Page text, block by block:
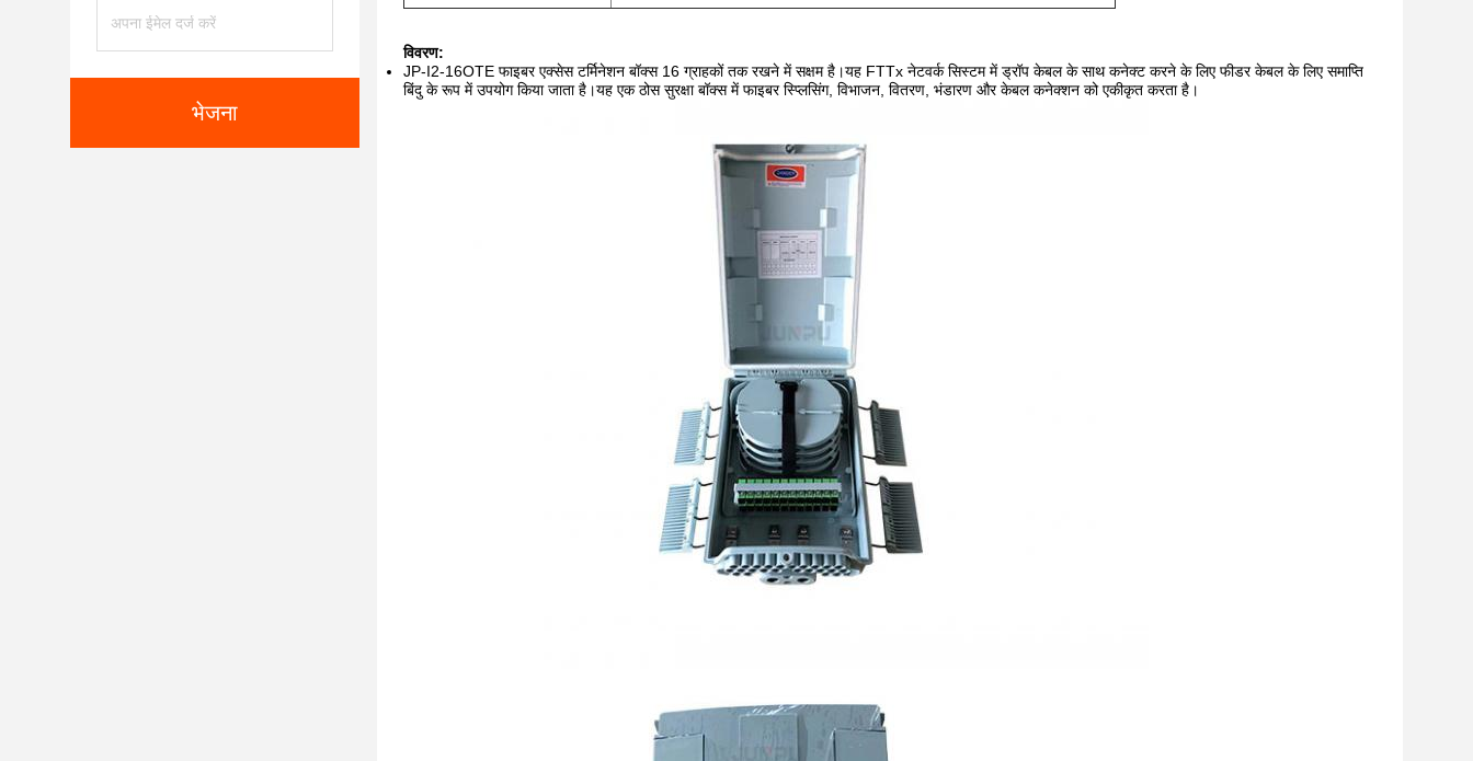
भेजना
विवरण:
JP-I2-16OTE फाइबर एक्सेस टर्मिनेशन बॉक्स 16 ग्राहकों तक रखने में सक्षम है।यह FTTx नेटवर्क सिस्टम में ड्रॉप केबल के साथ कनेक्ट करने के लिए फीडर केबल के लिए समाप्ति
बिंदु के रूप में उपयोग किया जाता है।यह एक ठोस सुरक्षा बॉक्स में फाइबर स्प्लिसिंग, विभाजन, वितरण, भंडारण और केबल कनेक्शन को एकीकृत करता है।